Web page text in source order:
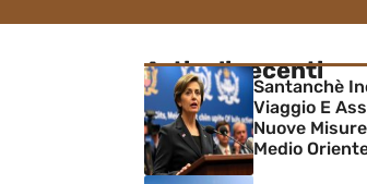
Articoli recenti
Santanchè
Viaggio E
Nuove
Medio